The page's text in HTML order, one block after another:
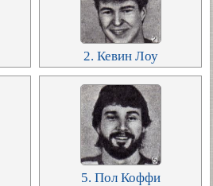
2. Кевин Лоу
5. Пол Коффи